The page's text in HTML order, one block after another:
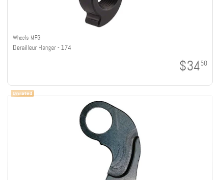
Wheels MFG
Derailleur Hanger - 174
$3450